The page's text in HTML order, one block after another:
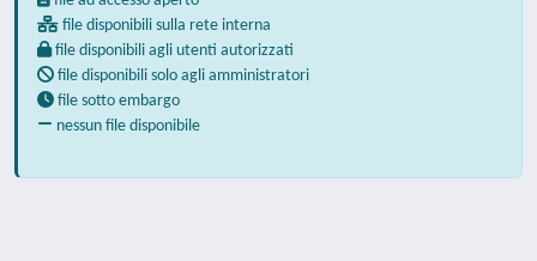
file disponibili sulla rete interna
file disponibili agli utenti autorizzati
file disponibili solo agli amministratori
file sotto embargo
nessun file disponibile